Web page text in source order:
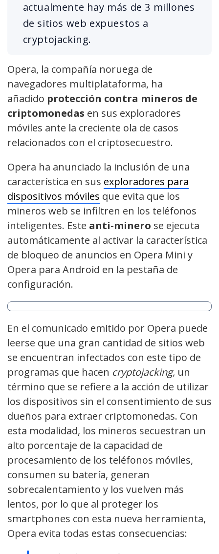
actualmente hay más de 3 millones
de sitios web expuestos a
cryptojacking.
Opera, la compañía noruega de
navegadores multiplataforma, ha
añadido protección contra mineros de
criptomonedas en sus exploradores
móviles ante la creciente ola de casos
relacionados con el criptosecuestro.
Opera ha anunciado la inclusión de una
característica en sus exploradores para
dispositivos móviles que evita que los
mineros web se infiltren en los teléfonos
inteligentes. Este anti-minero se ejecuta
automáticamente al activar la característica
de bloqueo de anuncios en Opera Mini y
Opera para Android en la pestaña de
configuración.
En el comunicado emitido por Opera puede
leerse que una gran cantidad de sitios web
se encuentran infectados con este tipo de
programas que hacen cryptojacking, un
término que se refiere a la acción de utilizar
los dispositivos sin el consentimiento de sus
dueños para extraer criptomonedas. Con
esta modalidad, los mineros secuestran un
alto porcentaje de la capacidad de
procesamiento de los teléfonos móviles,
consumen su batería, generan
sobrecalentamiento y los vuelven más
lentos, por lo que al proteger los
smartphones con esta nueva herramienta,
Opera evita todas estas consecuencias: